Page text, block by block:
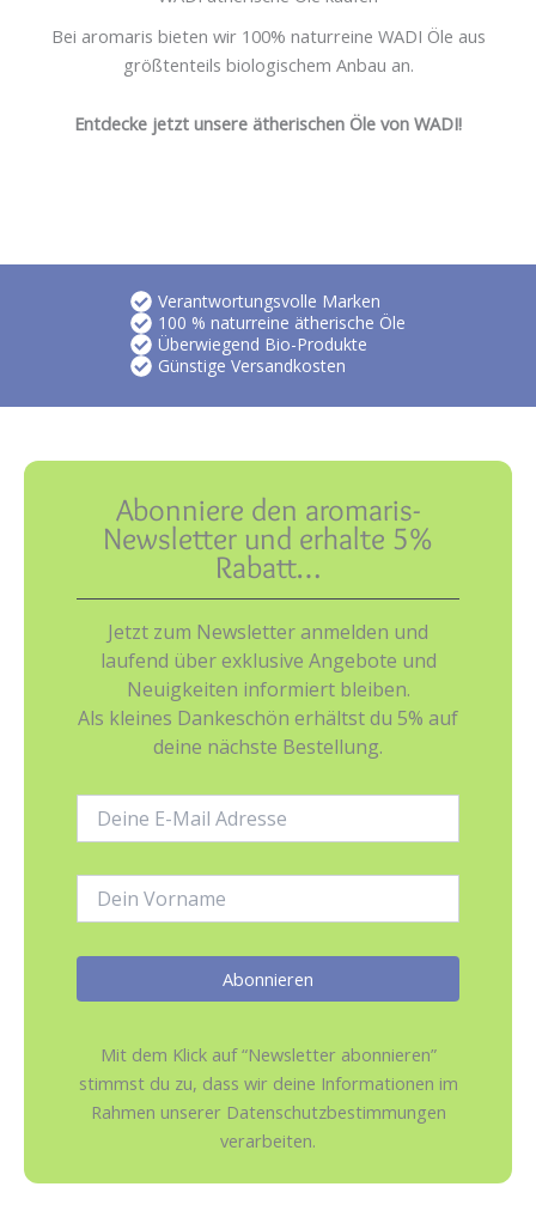
Bei aromaris bieten wir 100% naturreine WADI Öle aus
größtenteils biologischem Anbau an.
Entdecke jetzt unsere ätherischen Öle von WADI!
Verantwortungsvolle Marken
100 % naturreine ätherische Öle
Überwiegend Bio-Produkte
Günstige Versandkosten
Abonniere den aromaris-
Newsletter und erhalte 5%
Rabatt…
Jetzt zum Newsletter anmelden und
laufend über exklusive Angebote und
Neuigkeiten informiert bleiben.
Als kleines Dankeschön erhältst du 5% auf
deine nächste Bestellung.
Mail-
Mit dem Klick auf “Newsletter abonnieren”
stimmst du zu, dass wir deine Informationen im
Rahmen unserer Datenschutzbestimmungen
verarbeiten.